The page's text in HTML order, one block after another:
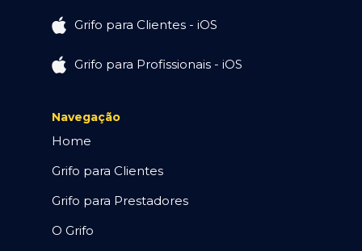
Grifo para Clientes - iOS
Grifo para Profissionais - iOS
Navegação
Home
Grifo para Clientes
Grifo para Prestadores
O Grifo